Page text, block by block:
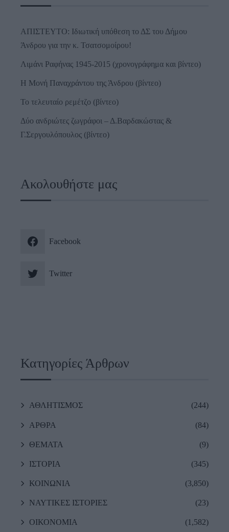
ΑΠΙΣΤΕΥΤΟ: Ιδιωτική υπόθεση το ΔΣ του Δήμου
Άνδρου για την κ. Τσατσομοίρου!
Λιμάνι Ραφήνας 1945-2015 (χρονογράφημα και βίντεο)
Η Μονή Παναχράντου της Άνδρου (βίντεο)
Το τελευταίο ρεμέτζο (βίντεο)
Δύο ανδριώτες ζωγράφοι – Δ.Βαρδακώστας &
Γ.Σεργουλόπουλος (βίντεο)
Ακολουθήστε μας
Facebook
Twitter
Κατηγορίες Άρθρων
ΑΘΛΗΤΙΣΜΟΣ (244)
ΑΡΘΡΑ (84)
ΘΕΜΑΤΑ (9)
ΙΣΤΟΡΙΑ (345)
ΚΟΙΝΩΝΙΑ (3,850)
ΝΑΥΤΙΚΕΣ ΙΣΤΟΡΙΕΣ (23)
ΟΙΚΟΝΟΜΙΑ (1,582)